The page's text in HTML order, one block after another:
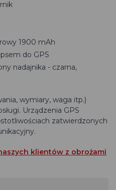
1900 mAh
do GPS
nadajnika - czarna,
wymiary, waga itp.)
Urządzenia GPS
zatwierdzonych
klientów z obrożami